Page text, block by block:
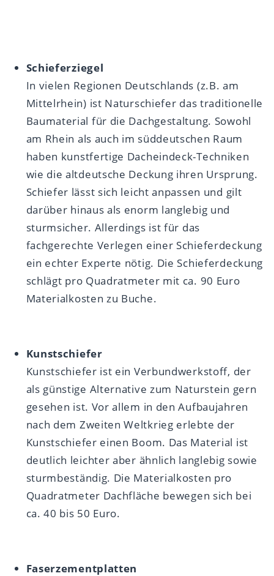
Schieferziegel
In vielen Regionen Deutschlands (z.B. am
Mittelrhein) ist Naturschiefer das traditionelle
Baumaterial für die Dachgestaltung. Sowohl
am Rhein als auch im süddeutschen Raum
haben kunstfertige Dacheindeck-Techniken
wie die altdeutsche Deckung ihren Ursprung.
Schiefer lässt sich leicht anpassen und gilt
darüber hinaus als enorm langlebig und
sturmsicher. Allerdings ist für das
fachgerechte Verlegen einer Schieferdeckung
ein echter Experte nötig. Die Schieferdeckung
schlägt pro Quadratmeter mit ca. 90 Euro
Materialkosten zu Buche.
Kunstschiefer
Kunstschiefer ist ein Verbundwerkstoff, der
als günstige Alternative zum Naturstein gern
gesehen ist. Vor allem in den Aufbaujahren
nach dem Zweiten Weltkrieg erlebte der
Kunstschiefer einen Boom. Das Material ist
deutlich leichter aber ähnlich langlebig sowie
sturmbeständig. Die Materialkosten pro
Quadratmeter Dachfläche bewegen sich bei
ca. 40 bis 50 Euro.
Faserzementplatten